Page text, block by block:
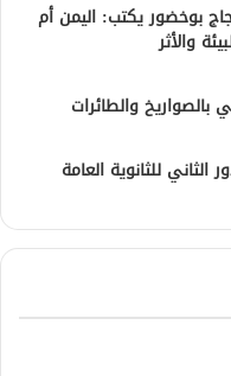
بوخضور يكتب: اليمن أم
والأثر
والطائرات
الثاني للثانوية العامة